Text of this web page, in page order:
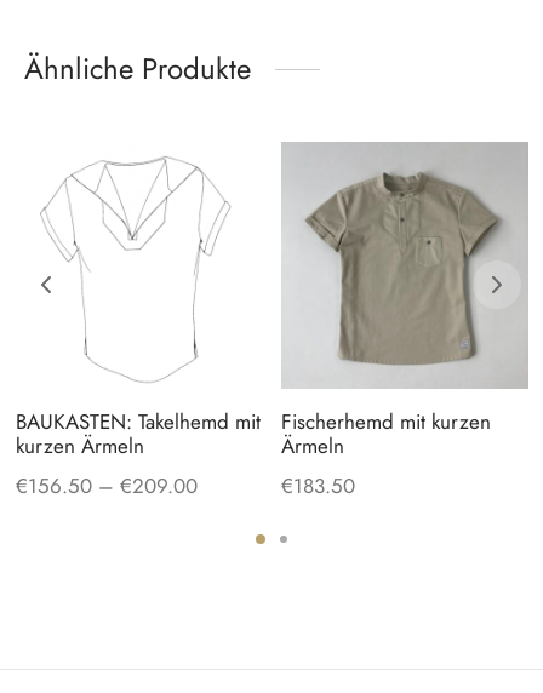
Ähnliche Produkte
BAUKASTEN: Takelhemd mit
kurzen Ärmeln
€156.50 – €209.00Preisspanne:
€209.00
Fischerhemd mit kurzen
Ärmeln
€183.50